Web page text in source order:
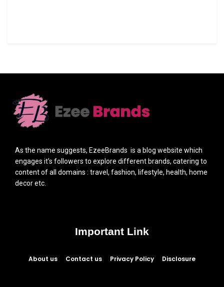
As the name suggests, EzeeBrands is a blog website which
engages it’s followers to explore different brands, catering to
content of all domains : travel, fashion, lifestyle, health, home
decor etc.
Important Link
About us Contact us Privacy Policy Disclosure